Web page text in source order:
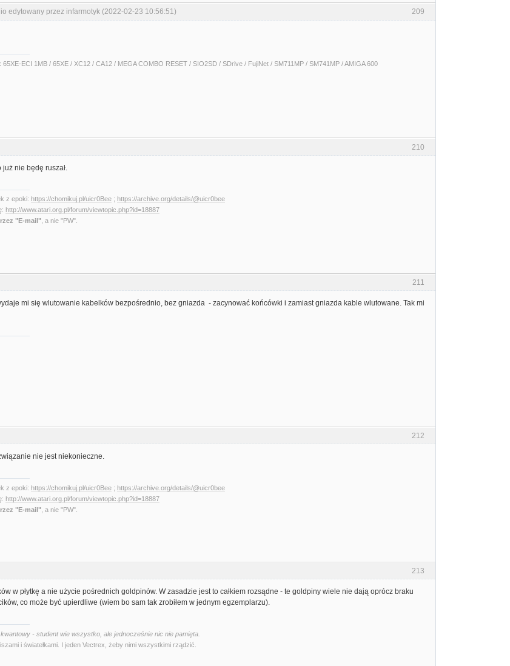
209
edytowany przez infarmotyk (2022-02-23 10:56:51)
65XE-ECI 1MB / 65XE / XC12 / CA12 / MEGA COMBO RESET / SIO2SD / SDrive / FujiNet / SM711MP / SM741MP / AMIGA 600
210
nie będę ruszał.
z epoki: https://chomikuj.pl/uicr0Bee ; https://archive.org/details/@uicr0bee
http://www.atari.org.pl/forum/viewtopic.php?id=18887
"E-mail" , a nie "PW".
211
mi się wlutowanie kabelków bezpośrednio, bez gniazda - zacynować końcówki i zamiast gniazda kable wlutowane. Tak mi
212
nie jest niekonieczne.
z epoki: https://chomikuj.pl/uicr0Bee ; https://archive.org/details/@uicr0bee
http://www.atari.org.pl/forum/viewtopic.php?id=18887
"E-mail" , a nie "PW".
213
w płytkę a nie użycie pośrednich goldpinów. W zasadzie jest to całkiem rozsądne - te goldpiny wiele nie dają oprócz braku
co może być upierdliwe (wiem bo sam tak zrobiłem w jednym egzemplarzu).
- student wie wszystko, ale jednocześnie nic nie pamięta.
i światełkami. I jeden Vectrex, żeby nimi wszystkimi rządzić.